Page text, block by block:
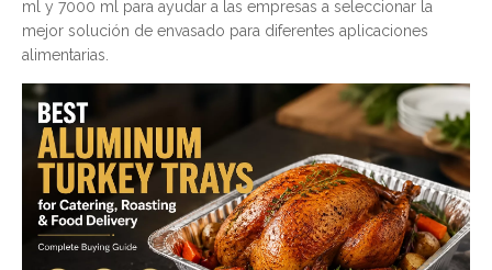
ml y 7000 ml para ayudar a las empresas a seleccionar la
mejor solución de envasado para diferentes aplicaciones
alimentarias.